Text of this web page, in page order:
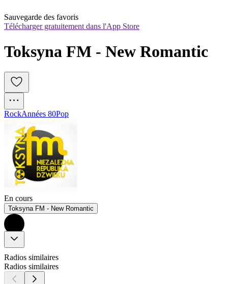
Sauvegarde des favoris
Télécharger gratuitement dans l'App Store
Toksyna FM - New Romantic
RockAnnées 80Pop
En cours
Toksyna FM - New Romantic
Radios similaires
Radios similaires